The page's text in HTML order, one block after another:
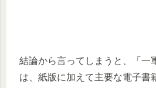
結論から言ってしまうと、「一
は、紙版に加えて主要な電子書